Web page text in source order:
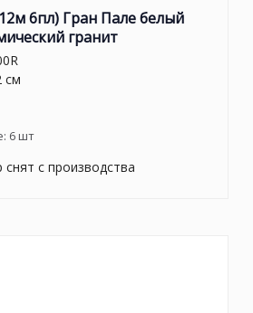
6пл) Гран Пале белый
гранит
см
6шт
снят с производства